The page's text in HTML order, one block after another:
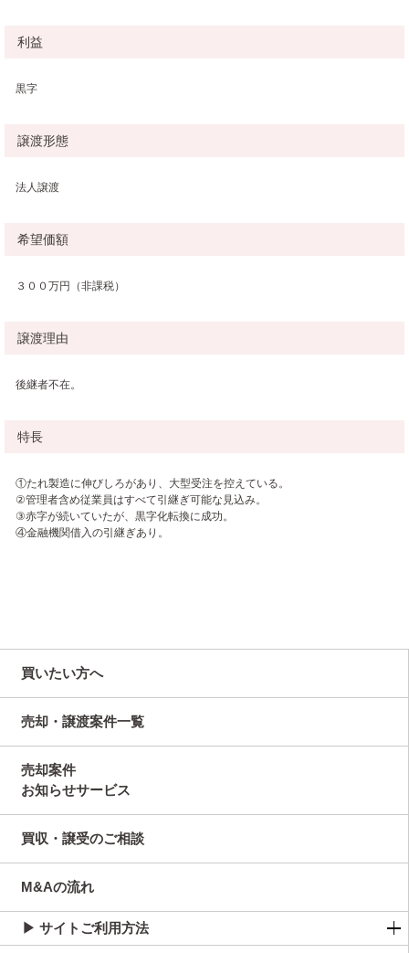
利益
黒字
譲渡形態
法人譲渡
希望価額
３００万円（非課税）
譲渡理由
後継者不在。
特長
①たれ製造に伸びしろがあり、大型受注を控えている。
②管理者含め従業員はすべて引継ぎ可能な見込み。
③赤字が続いていたが、黒字化転換に成功。
④金融機関借入の引継ぎあり。
買いたい方へ
売却・譲渡案件一覧
売却案件
お知らせサービス
買収・譲受のご相談
M&Aの流れ
▶ サイトご利用方法